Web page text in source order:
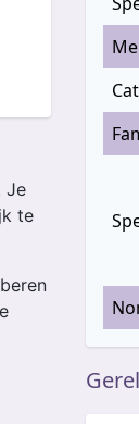
Je
te